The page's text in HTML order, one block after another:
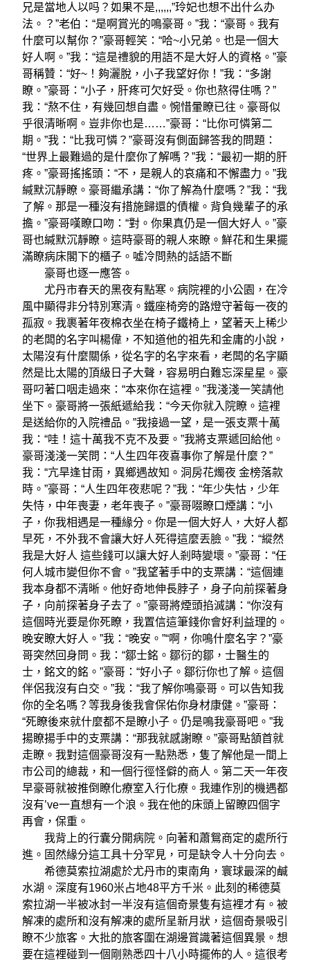
兄是當地人以吗？如果不是,,,,,,”玲妃也想不出什么办
法。？”老伯：“是啊賞光的鳴豪哥。”我：“豪哥。我有
什麼可以幫你？”豪哥輕笑：“哈~小兄弟。也是一個大
好人啊。”我：“這是禮貌的用語不是大好人的資格。”豪
哥稱贊：“好~！夠灑脫，小子我望好你！”我：“多謝
瞭。”豪哥：“小子，肝疼可欠好受。你也熬得住嗎？”
我：“熬不住，有幾回想自盡。惋惜暈瞭已往。豪哥似
乎很清晰啊。豈非你也是……”豪哥：“比你可憐第二
期。”我：“比我可憐？”豪哥沒有側面歸答我的問題：
“世界上最難過的是什麼你了解嗎？”我：“最初一期的肝
疼。”豪哥搖搖頭：“不，是親人的哀痛和不懈盡力。”我
緘默沉靜瞭。豪哥繼承講：“你了解為什麼嗎？”我：“我
了解。那是一種沒有措施歸還的債權。背負幾輩子的承
擔。”豪哥嘆瞭口吻：“對。你果真仍是一個大好人。”豪
哥也緘默沉靜瞭。這時豪哥的親人來瞭。鮮花和生果擺
滿瞭病床閣下的櫃子。噓冷問熱的話語不斷
豪哥也逐一應答。
尤丹市春天的黑夜有點寒。病院裡的小公園，在冷
風中顯得非分特別寒清。鐵座椅旁的路燈守著每一夜的
孤寂。我裹著年夜棉衣坐在椅子鐵椅上，望著天上稀少
的老闆的名字叫楊偉，不知道他的祖先和金庸的小說，
太陽沒有什麼關係，從名字的名字來看，老闆的名字顯
然是比太陽的頂級日子大聲，容易明白難忘深星星。豪
哥叼著口咽走過來：“本來你在這裡。”我淺淺一笑請他
坐下。豪哥將一張紙遞給我：“今天你就入院瞭。這裡
是送給你的入院禮品。”我接過一望，是一張支票十萬
我：“哇！這十萬我不克不及要。”我將支票遞回給他。
豪哥淺淺一笑問：“人生四年夜喜事你了解是什麼？”
我：“亢旱逢甘雨，異鄉遇故知。洞房花燭夜 金榜落款
時。”豪哥：“人生四年夜悲呢？”我：“年少失怙，少年
失恃，中年喪妻，老年喪子。”豪哥啜瞭口煙講：“小
子，你我相遇是一種緣分。你是一個大好人，大好人都
早死，不外我不會讓大好人死得這麼丟臉。”我：“縱然
我是大好人 這些錢可以讓大好人剎時變壞。”豪哥：“任
何人城市變但你不會。”我望著手中的支票講：“這個連
我本身都不清晰。他好奇地伸長脖子，身子向前探著身
子，向前探著身子去了。”豪哥將煙頭掐滅講：“你沒有
這個時光要是你死瞭，我置信這筆錢你會好利益理的。
晚安瞭大好人。”我：“晚安。”“啊，你鳴什麼名字？”豪
哥突然回身問。我：“鄒士銘。鄒衍的鄒，士醫生的
士，銘文的銘。”豪哥：“好小子。鄒衍你也了解。這個
伴侶我沒有白交。”我：“我了解你鳴豪哥。可以告知我
你的全名嗎？等我身後我會保佑你身材康健。”豪哥：
“死瞭後來就什麼都不是瞭小子。仍是鳴我豪哥吧。”我
揚瞭揚手中的支票講：“那我就感謝瞭。”豪哥點頷首就
走瞭。我對這個豪哥沒有一點熟悉，隻了解他是一間上
市公司的總裁，和一個行徑怪僻的商人。第二天一年夜
早豪哥就被推倒瞭化療室入行化療。我連作別的機遇都
沒有’ve一直想有一个浪。我在他的床頭上留瞭四個字
再會，保重。
我背上的行囊分開病院。向著和蕭鴛商定的處所行
進。固然緣分這工具十分罕見，可是缺令人十分向去。
希德莫索拉湖處於尤丹市的東南角，寰球最深的鹹
水湖。深度有1960米占地48平方千米。此刻的稀德莫
索拉湖一半被冰封一半沒有這個奇景隻有這裡才有。被
解凍的處所和沒有解凍的處所呈新月狀，這個奇景吸引
瞭不少旅客。大批的旅客圍在湖邊賞識著這個異景。想
要在這裡碰到一個剛熟悉四十八小時擺佈的人。這很考